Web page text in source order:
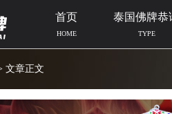
首页
HOME
泰国佛牌恭
TYPE
文章正文